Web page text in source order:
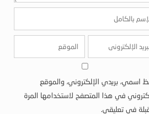
اسمي، بريدي الإلكتروني، والموقع
في هذا المتصفح لاستخدامها المرة
في تعليقي.